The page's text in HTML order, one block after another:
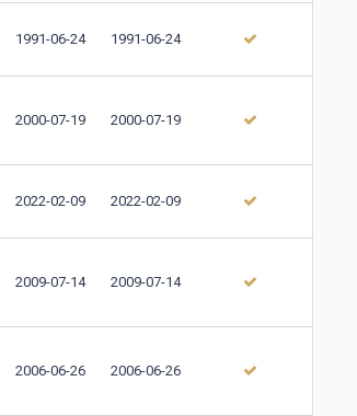
1991-06-24 1991-06-24
2000-07-19 2000-07-19
2022-02-09 2022-02-09
2009-07-14 2009-07-14
2006-06-26 2006-06-26